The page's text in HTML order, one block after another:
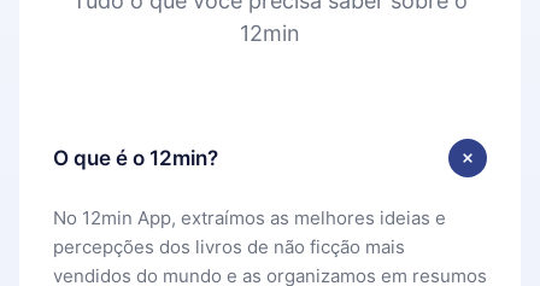
12min
O que é o 12min?
No 12min App, extraímos as melhores ideias e
percepções dos livros de não ficção mais
vendidos do mundo e as organizamos em resumos